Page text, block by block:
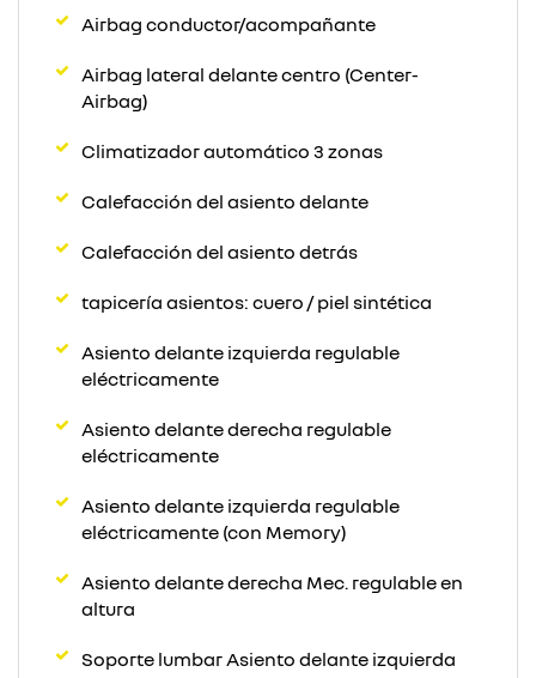
Airbag conductor/acompañante
Airbag lateral delante centro (Center-
Airbag)
Climatizador automático 3 zonas
Calefacción del asiento delante
Calefacción del asiento detrás
tapicería asientos: cuero / piel sintética
Asiento delante izquierda regulable
eléctricamente
Asiento delante derecha regulable
eléctricamente
Asiento delante izquierda regulable
eléctricamente (con Memory)
Asiento delante derecha Mec. regulable en
altura
Soporte lumbar Asiento delante izquierda